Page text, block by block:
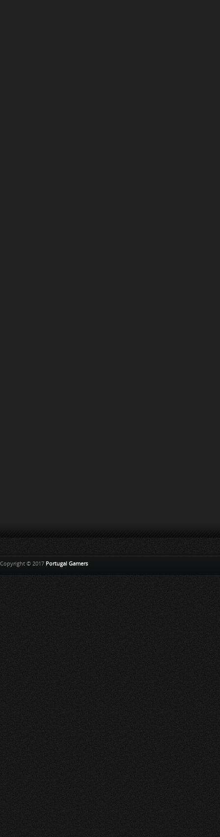
Copyright © 2017 Portugal Gamers